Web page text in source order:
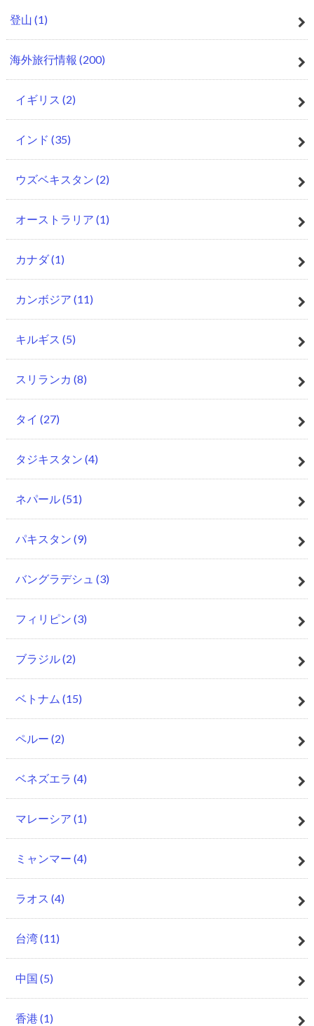
登山 (1)
海外旅行情報 (200)
イギリス (2)
インド (35)
ウズベキスタン (2)
オーストラリア (1)
カナダ(1)
カンボジア (11)
キルギス (5)
スリランカ (8)
タイ (27)
タジキスタン (4)
ネパール(51)
パキスタン (9)
バングラデシュ (3)
フィリピン (3)
ブラジル(2)
ベトナム (15)
ペルー (2)
ベネズエラ (4)
マレーシア (1)
ミャンマー (4)
ラオス (4)
台湾(11)
中国 (5)
香港 (1)